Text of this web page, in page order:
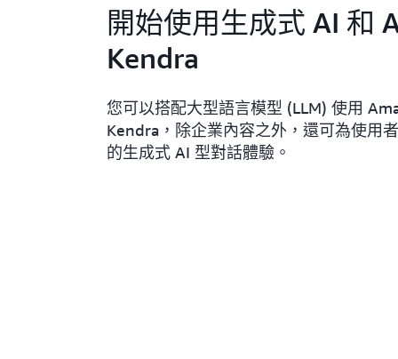
開始使用生成式 AI 和
Kendra
您可以搭配大型語言模型 (LLM) 使用
Kendra，除企業內容之外，還可為使用
的生成式 AI 型對話體驗。